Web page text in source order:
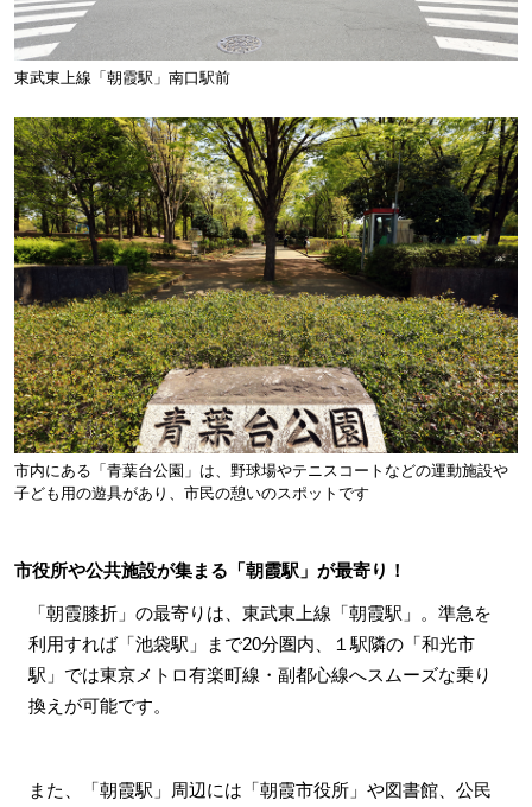
東武東上線「朝霞駅」南口駅前
市内にある「青葉台公園」は、野球場やテニスコートなどの運動施設や
子ども用の遊具があり、市民の憩いのスポットです
市役所や公共施設が集まる「朝霞駅」が最寄り！
「朝霞膝折」の最寄りは、東武東上線「朝霞駅」。準急を
利用すれば「池袋駅」まで20分圏内、１駅隣の「和光市
駅」では東京メトロ有楽町線・副都心線へスムーズな乗り
換えが可能です。
また、「朝霞駅」周辺には「朝霞市役所」や図書館、公民